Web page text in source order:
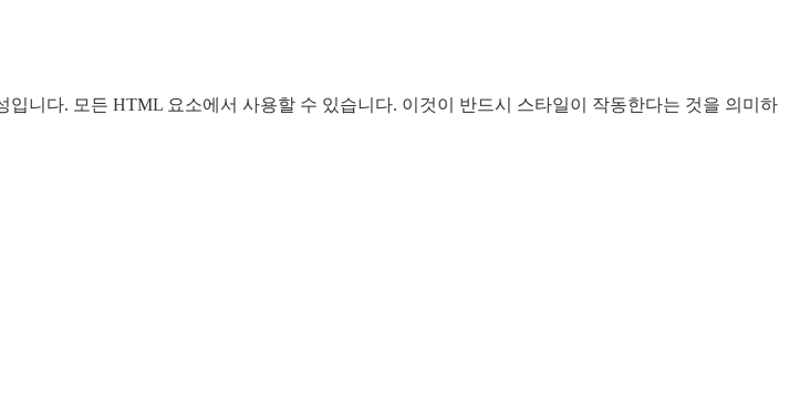
니다. 모든 HTML 요소에서 사용할 수 있습니다. 이것이 반드시 스타일이 작동한다는 것을 의미하